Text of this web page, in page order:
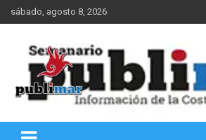
Saltar
al
sábado, agosto 8, 2026
PubliMar